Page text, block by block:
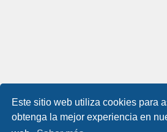
Este sitio web utiliza cookies para
obtenga la mejor experiencia en